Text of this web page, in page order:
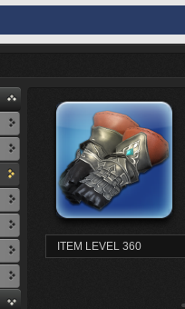
ITEM LEVEL 360